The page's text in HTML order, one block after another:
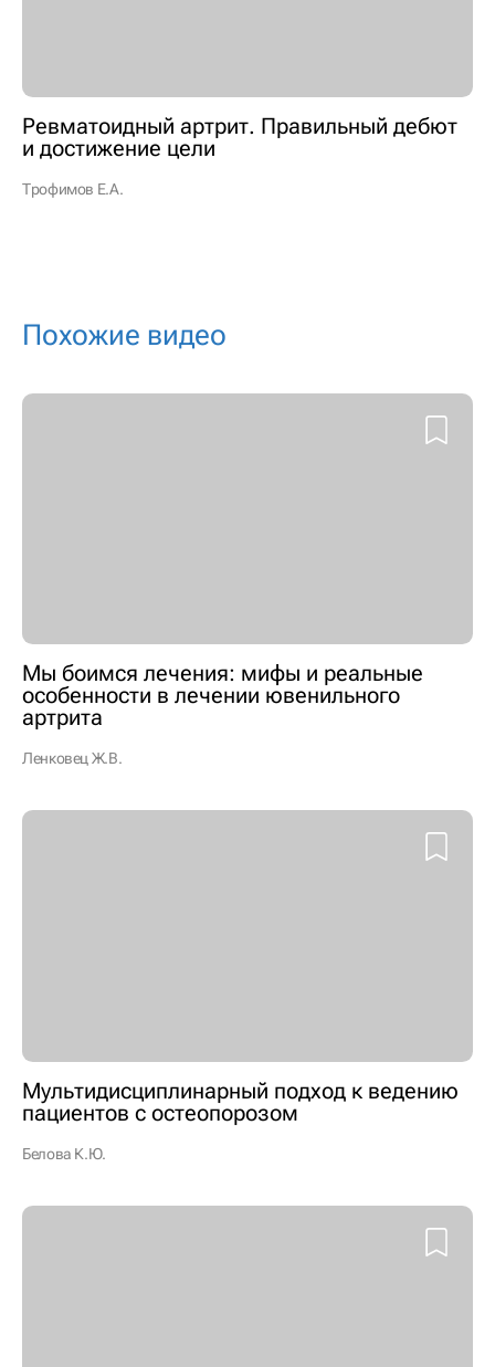
Ревматоидный артрит. Правильный дебют
и достижение цели
Трофимов Е.А.
Похожие видео
Мы боимся лечения: мифы и реальные
особенности в лечении ювенильного
артрита
Ленковец Ж.В.
Мультидисциплинарный подход к ведению
пациентов с остеопорозом
Белова К.Ю.